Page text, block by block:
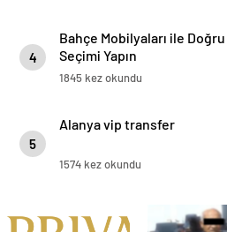
4
Bahçe Mobilyaları ile Doğru
Seçimi Yapın
1845 kez okundu
5
Alanya vip transfer
1574 kez okundu